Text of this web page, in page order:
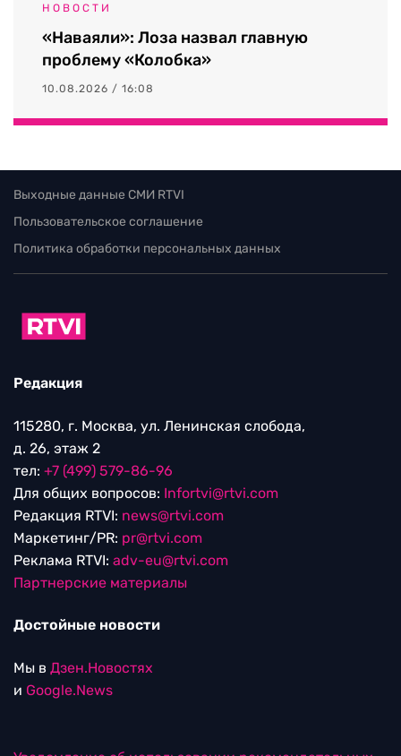
НОВОСТИ
«Наваяли»: Лоза назвал главную
проблему «Колобка»
10.08.2026 / 16:08
Выходные данные СМИ RTVI
Пользовательское соглашение
Политика обработки персональных данных
Редакция
115280, г. Москва, ул. Ленинская слобода,
д. 26, этаж 2
тел: +7 (499) 579-86-96
Для общих вопросов: Infortvi@rtvi.com
Редакция RTVI: news@rtvi.com
Маркетинг/PR: pr@rtvi.com
Реклама RTVI: adv-eu@rtvi.com
Партнерские материалы
Достойные новости
Мы в Дзен.Новостях
и Google.News